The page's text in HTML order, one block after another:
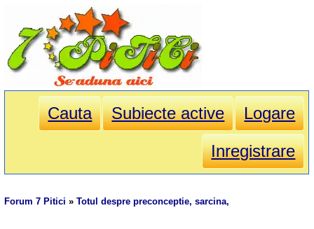
Cauta Subiecte active
Logare
Inregistrare
Forum 7 Pitici »Totul despre preconceptie, sarcina,